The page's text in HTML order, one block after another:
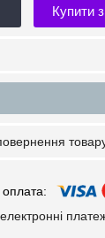
Купити з
електронні